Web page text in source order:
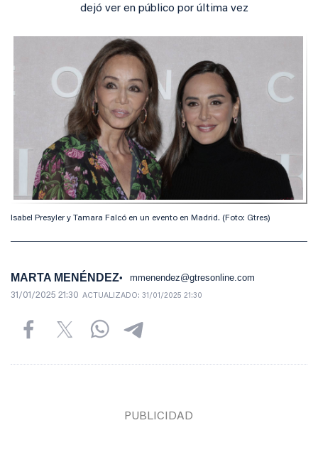
dejó ver en público por última vez
Isabel Presyler y Tamara Falcó en un evento en Madrid. (Foto: Gtres)
MARTA MENÉNDEZ mmenendez@gtresonline.com
31/01/2025 21:30 ACTUALIZADO: 31/01/2025 21:30